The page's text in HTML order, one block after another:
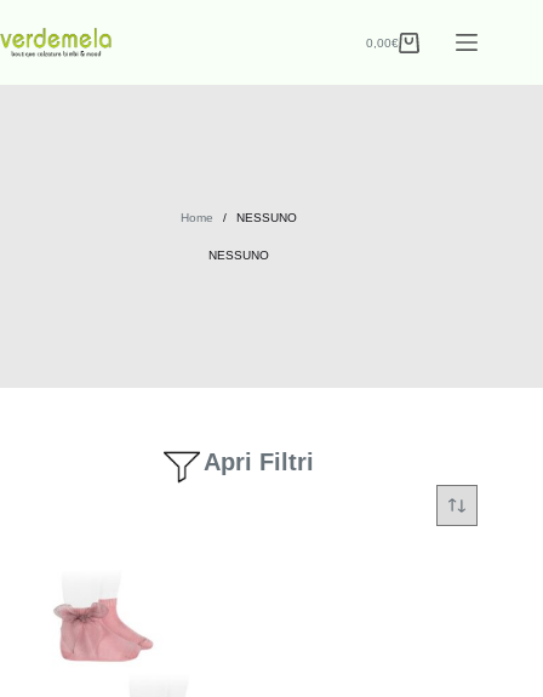
0,00€
Home / NESSUNO
NESSUNO
Apri Filtri